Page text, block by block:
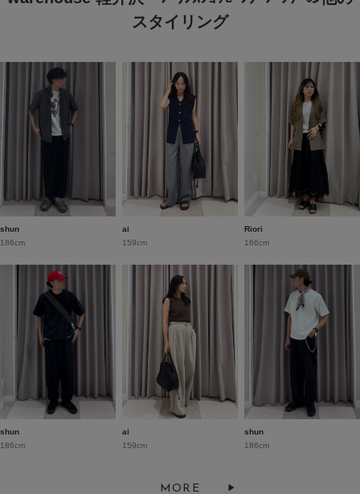
スタイリング
shun
186cm
ai
159cm
Riori
166cm
shun
186cm
ai
159cm
shun
186cm
MORE